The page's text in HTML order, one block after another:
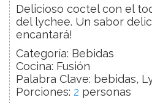
Delicioso coctel con el
del lychee. Un sabor
encantará!
Categoría: Bebidas
Cocina: Fusión
Palabra Clave: bebidas,
Porciones: 2 personas